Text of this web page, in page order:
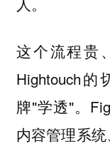
这个流程贵
Hightouch
牌"学透"。
内容管理系